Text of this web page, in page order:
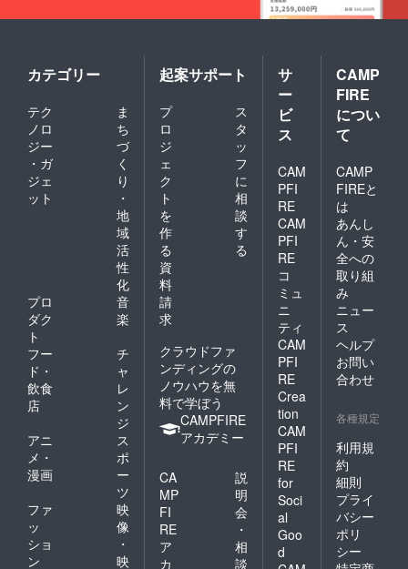
カテゴリー
テク
ノロ
ジー
・ガ
ジェ
ット
ま
ち
づ
く
り
・
地
域
活
性
化
プロ
ダク
ト
音
楽
フー
ド・
飲食
店
チ
ャ
レ
ン
ジ
アニ
メ・
漫画
ス
ポ
ー
ツ
ファ
ッ
ショ
ン
映
像
・
映
起案サポート
プ
ロ
ジ
ェ
ク
ト
を
作
る
ス
タ
ッ
フ
に
相
談
す
る
資
料
請
求
クラウドファ
ンディングの
ノウハウを無
料で学ぼう
CAMPFIRE
アカデミー
CA
MP
FI
RE
ア
カ
説
明
会
・
相
談
サ
ー
ビ
ス
CAM
PFI
RE
CAM
PFI
RE
コ
ミュ
ニ
ティ
CAM
PFI
RE
Crea
tion
CAM
PFI
RE
for
Soci
al
Goo
d
CAMP
FIRE
につい
て
CAMP
FIREと
は
あんし
ん・安
全への
取り組
み
ニュー
ス
ヘルプ
お問い
合わせ
各種規定
利用規
約
細則
プライ
バシー
ポリ
シー